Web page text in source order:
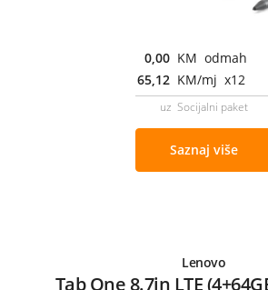
0,00 KM odmah
65,12 KM/mj x12
uz Socijalni paket
Saznaj više
Lenovo
Tab One 8.7in LTE